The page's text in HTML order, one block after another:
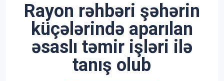
Rayon rəhbəri şəhərin
küçələrində aparılan
əsaslı təmir işləri ilə
tanış olub